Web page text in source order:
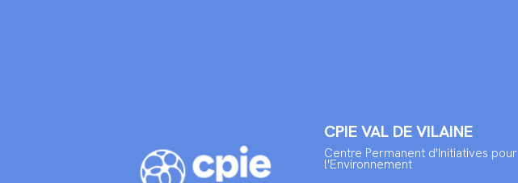
CPIE VAL DE VILAINE
Centre Permanent d'Initiatives pour
l'Environnement